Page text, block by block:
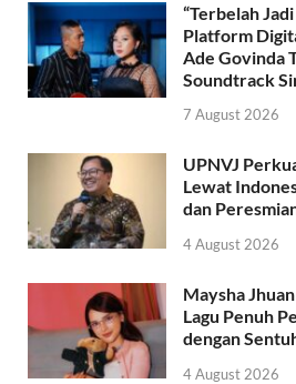
“Terbelah
Platform
Ade Govinda
Soundtrack
7 August 2026
UPNVJ
Lewat
dan
4 August 2026
Maysha Jhuan
Lagu Penuh
dengan
4 August 2026